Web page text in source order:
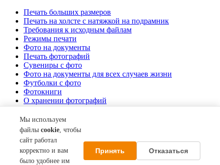
Мы используем
файлы cookie, чтобы
сайт работал
корректно и вам
было удобнее им
Принять Отказаться
Печать больших размеров
Печать на холсте c натяжкой на подрамник
Требования к исходным файлам
Режимы печати
Фото на документы
Печать фотографий
Сувениры с фото
Фото на документы для всех случаев жизни
Футболки с фото
Фотокниги
О хранении фотографий
Стоимость услуг
О компании
Контакты
Акции
О нас